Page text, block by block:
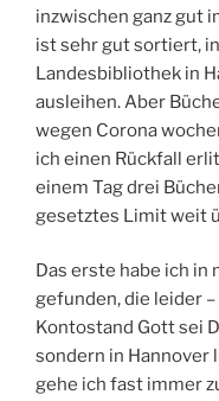
inzwischen ganz gut
ist sehr gut sortiert,
Landesbibliothek in
ausleihen. Aber
wegen Corona
ich einen Rückfall
einem Tag drei
gesetztes Limit weit
Das erste habe ich
gefunden, die leider
Kontostand Gott sei
sondern in Hannover
gehe ich fast immer